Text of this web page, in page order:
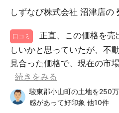
しずなび株式会社 沼津店の
口コミ
正直、この価格を
しいかと思っていたが、不
見合った価格で、現在の市
続きをみる
駿東郡小山町の土地を250
感があって好印象 他10件